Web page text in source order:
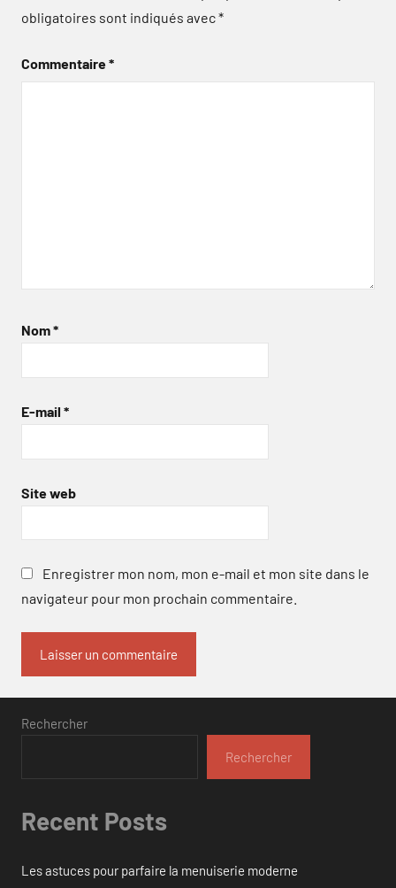
obligatoires sont indiqués avec*
Commentaire*
Nom*
E-mail *
Site web
Enregistrer mon nom, mon e-mail et mon site dans le
navigateur pour mon prochain commentaire.
Rechercher
Rechercher
Recent Posts
Les astuces pour parfaire la menuiserie moderne